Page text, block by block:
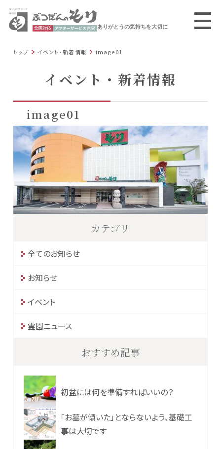
ありがとうの気持ちを大切に
トップ イベント・新着情報 image01
イベント・新着情報
image01
カテゴリ
全てのお知らせ
お知らせ
イベント
霊園ニュース
おすすめ記事
初盆には何を準備すればいいの？
「お墓が傾いた」とならないよう、基礎工
事は大切です